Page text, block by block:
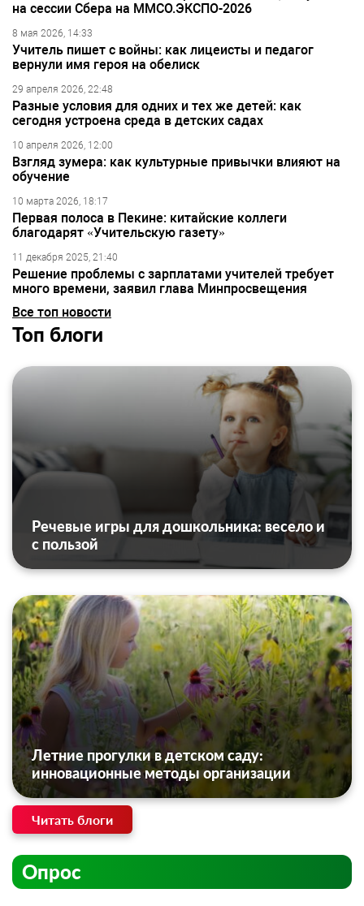
на сессии Сбера на ММСО.ЭКСПО-2026
8 мая 2026, 14:33
Учитель пишет с войны: как лицеисты и педагог
вернули имя героя на обелиск
29 апреля 2026, 22:48
Разные условия для одних и тех же детей: как
сегодня устроена среда в детских садах
10 апреля 2026, 12:00
Взгляд зумера: как культурные привычки влияют на
обучение
10 марта 2026, 18:17
Первая полоса в Пекине: китайские коллеги
благодарят «Учительскую газету»
11 декабря 2025, 21:40
Решение проблемы с зарплатами учителей требует
много времени, заявил глава Минпросвещения
Все топ новости
Топ блоги
Речевые игры для дошкольника: весело и
с пользой
Летние прогулки в детском саду:
инновационные методы организации
Читать блоги
Опрос